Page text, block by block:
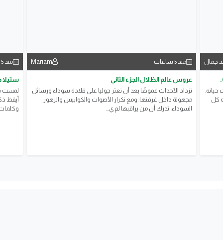
جمال
حياته.
كل
منذ 5 ساعات Mariam
عروس عالم الظلال الجزء الثاني
تزداد الأحداث غموضًا بعد أن تعثر جوليا على قلادة سوداء ورسائل
مجهولة داخل غرفتها. ومع تكرار الأصوات والكوابيس والزهور
السوداء، تدرك أن من يراقبها لم ي...
منذ 5 ساعات
ستيلا
لمست
أيقظ
وكلمات